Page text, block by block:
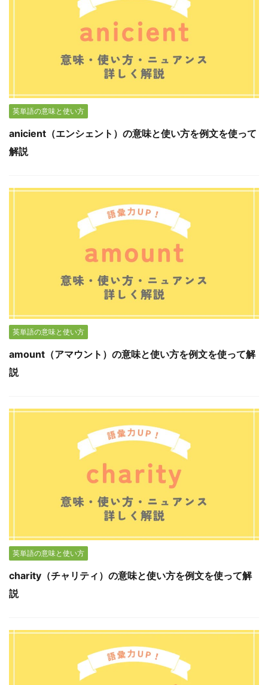
英単語の意味と使い方
anicient（エンシェント）の意味と使い方を例文を使って
解説
英単語の意味と使い方
amount（アマウント）の意味と使い方を例文を使って解
説
英単語の意味と使い方
charity（チャリティ）の意味と使い方を例文を使って解
説